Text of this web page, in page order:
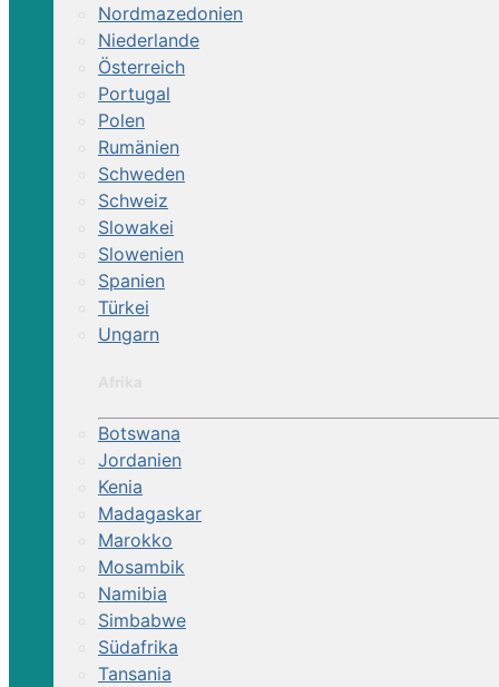
Nordmazedonien
Niederlande
Österreich
Portugal
Polen
Rumänien
Schweden
Schweiz
Slowakei
Slowenien
Spanien
Türkei
Ungarn
Botswana
Jordanien
Kenia
Madagaskar
Marokko
Mosambik
Namibia
Simbabwe
Südafrika
Tansania